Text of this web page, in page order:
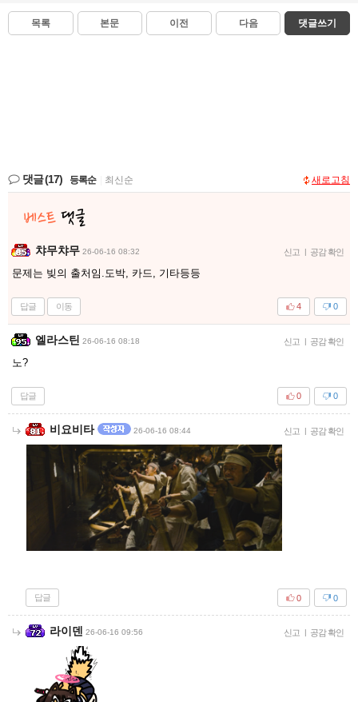
목록 본문 이전 다음 댓글쓰기
댓글(17) 등록순 최신순 새로고침
챠무챠무 26-06-16 08:32 신고 | 공감 확인
문제는 빚의 출처임.도박, 카드, 기타등등
답글 이동 0
4
엘라스틴 26-06-16 08:18 신고 | 공감 확인
노?
답글 0
0
비요비타 26-06-16 08:44 신고 | 공감 확인
답글 0
0
라이덴 26-06-16 09:56 신고 | 공감 확인